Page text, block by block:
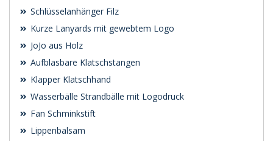
Schlüsselanhänger Filz
Kurze Lanyards mit gewebtem Logo
JoJo aus Holz
Aufblasbare Klatschstangen
Klapper Klatschhand
Wasserbälle Strandbälle mit Logodruck
Fan Schminkstift
Lippenbalsam